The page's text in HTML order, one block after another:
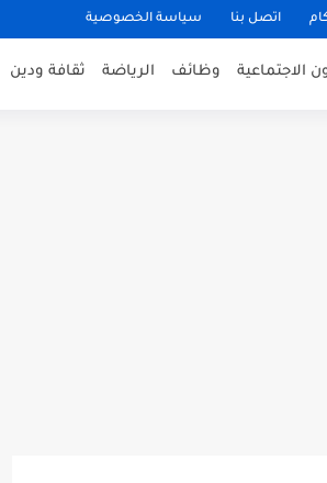
اتصل بنا سياسة الخصوصية
الاجتماعية وظائف الرياضة ثقافة ودين